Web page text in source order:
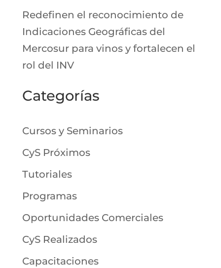
Redefinen el reconocimiento de
Indicaciones Geográficas del
Mercosur para vinos y fortalecen el
rol del INV
Categorías
Cursos y Seminarios
CyS Próximos
Tutoriales
Programas
Oportunidades Comerciales
CyS Realizados
Capacitaciones